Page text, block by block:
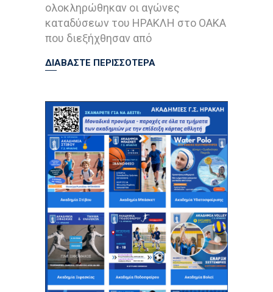
ολοκληρώθηκαν οι αγώνες
καταδύσεων του ΗΡΑΚΛΗ στο ΟΑΚΑ
που διεξήχθησαν από
ΔΙΑΒΑΣΤΕ ΠΕΡΙΣΣΟΤΕΡΑ